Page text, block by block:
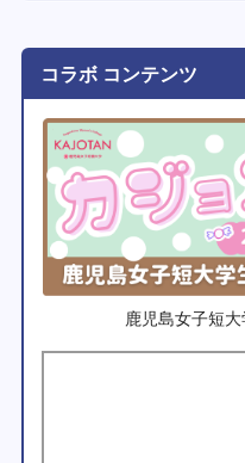
コラボ コンテンツ
鹿児島女子短